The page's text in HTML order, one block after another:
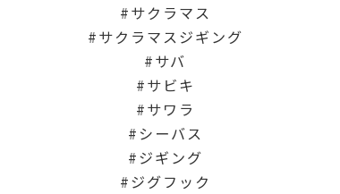
サクラマス
サクラマスジギング
サバ
サビキ
サワラ
シーバス
ジギング
ジグフック